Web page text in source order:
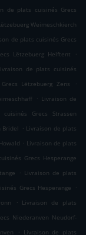
de plats cuisinés Grecs
Weimeschkierch
de plats cuisinés Grecs
Lëtzebuerg Helftent
.
de plats cuisinés
Lëtzebuerg Zens
.
. Livraison de
Grecs Strassen
Bridel . Livraison de plats
. Livraison de plats
Grecs Hesperange
. Livraison de plats
Grecs Hesperange
.
. Livraison de plats
Niederanven Neudorf-
. Livraison de plats